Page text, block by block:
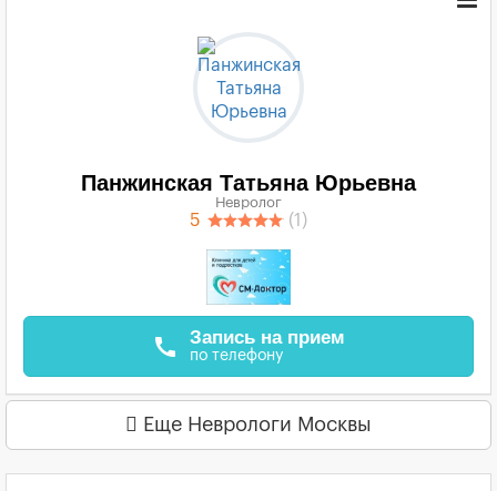
Панжинская Татьяна Юрьевна
Невролог
5 (1)
call Запись на прием
по телефону
Еще Неврологи Москвы